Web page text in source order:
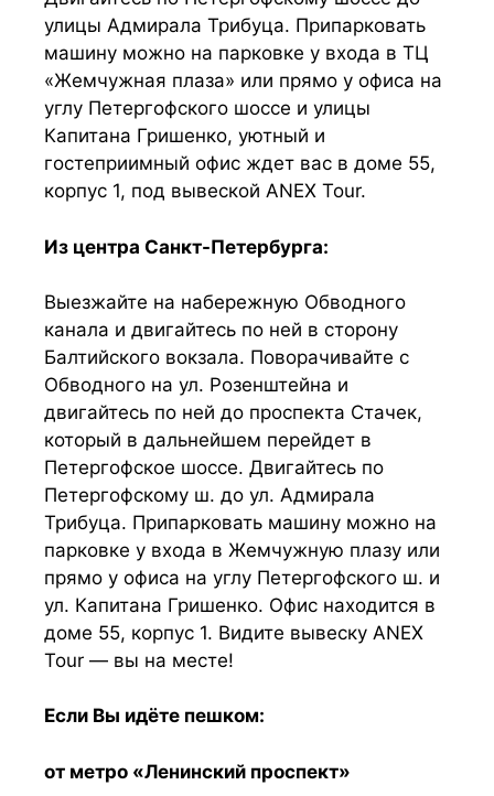
улицы Адмирала Трибуца. Припарковать
машину можно на парковке у входа в ТЦ
«Жемчужная плаза» или прямо у офиса на
углу Петергофского шоссе и улицы
Капитана Гришенко, уютный и
гостеприимный офис ждет вас в доме 55,
корпус 1, под вывеской ANEX Tour.
Из центра Санкт-Петербурга:
Выезжайте на набережную Обводного
канала и двигайтесь по ней в сторону
Балтийского вокзала. Поворачивайте с
Обводного на ул. Розенштейна и
двигайтесь по ней до проспекта Стачек,
который в дальнейшем перейдет в
Петергофское шоссе. Двигайтесь по
Петергофскому ш. до ул. Адмирала
Трибуца. Припарковать машину можно на
парковке у входа в Жемчужную плазу или
прямо у офиса на углу Петергофского ш. и
ул. Капитана Гришенко. Офис находится в
доме 55, корпус 1. Видите вывеску ANEX
Tour — вы на месте!
Если Вы идёте пешком:
от метро «Ленинский проспект»